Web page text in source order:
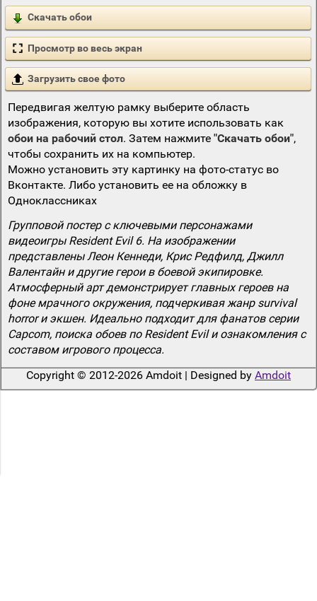
Скачать обои
Просмотр во весь экран
Загрузить свое фото
Передвигая желтую рамку выберите область
изображения, которую вы хотите использовать как
обои на рабочий стол. Затем нажмите "Скачать обои",
чтобы сохранить их на компьютер.
Можно установить эту картинку на фото-статус во
Вконтакте. Либо установить ее на обложку в
Одноклассниках
Групповой постер с ключевыми персонажами
видеоигры Resident Evil 6. На изображении
представлены Леон Кеннеди, Крис Редфилд, Джилл
Валентайн и другие герои в боевой экипировке.
Атмосферный арт демонстрирует главных героев на
фоне мрачного окружения, подчеркивая жанр survival
horror и экшен. Идеально подходит для фанатов серии
Capcom, поиска обоев по Resident Evil и ознакомления с
составом игрового процесса.
Copyright © 2012-2026 Amdoit | Designed by Amdoit